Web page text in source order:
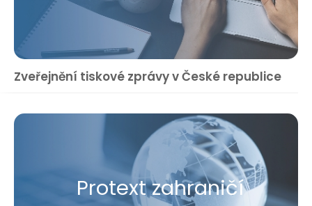
Zveřejnění tiskové zprávy v České republice
Protext zahraničí